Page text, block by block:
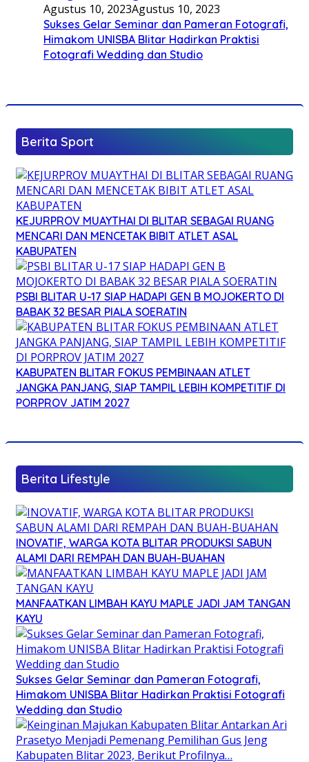
Agustus 10, 2023Agustus 10, 2023
Sukses Gelar Seminar dan Pameran Fotografi,
Himakom UNISBA Blitar Hadirkan Praktisi
Fotografi Wedding dan Studio
Berita Sport
KEJURPROV MUAYTHAI DI BLITAR SEBAGAI RUANG
MENCARI DAN MENCETAK BIBIT ATLET ASAL
KABUPATEN
PSBI BLITAR U-17 SIAP HADAPI GEN B MOJOKERTO DI
BABAK 32 BESAR PIALA SOERATIN
KABUPATEN BLITAR FOKUS PEMBINAAN ATLET
JANGKA PANJANG, SIAP TAMPIL LEBIH KOMPETITIF DI
PORPROV JATIM 2027
Berita Lifestyle
INOVATIF, WARGA KOTA BLITAR PRODUKSI SABUN
ALAMI DARI REMPAH DAN BUAH-BUAHAN
MANFAATKAN LIMBAH KAYU MAPLE JADI JAM TANGAN
KAYU
Sukses Gelar Seminar dan Pameran Fotografi,
Himakom UNISBA Blitar Hadirkan Praktisi Fotografi
Wedding dan Studio